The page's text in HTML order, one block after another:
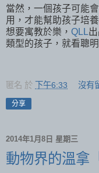
當然，一個孩子可能
用，才能幫助孩子培
想要寓教於樂， QLL
類型的孩子，就看聰
匿名 於 下午6:33 沒有
分享
2014年1月8日 星期三
動物界的溫拿